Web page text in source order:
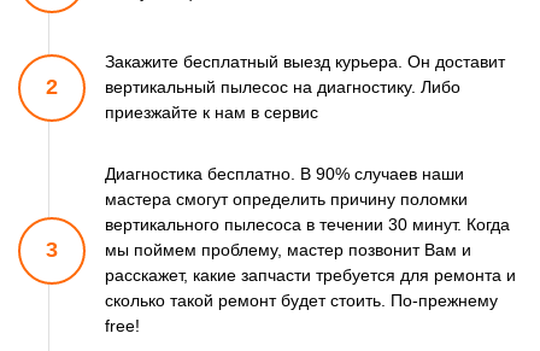
2
Закажите бесплатный выезд курьера. Он доставит
вертикальный пылесос на диагностику. Либо
приезжайте к нам в сервис
3
Диагностика бесплатно. В 90% случаев наши
мастера смогутопределить причину поломки
вертикального пылесоса в течении 30 минут. Когда
мы поймем проблему, мастер позвонит Вам и
расскажет, какие запчасти требуется для ремонта и
сколько такой ремонтбудет стоить. По-прежнему
free!